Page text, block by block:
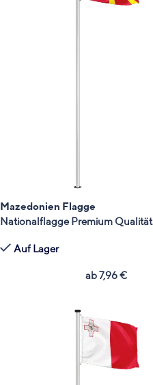
Mazedonien Flagge
Nationalflagge Premium Qualität
Auf Lager
ab7,96€